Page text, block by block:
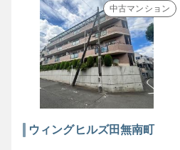
中古マンション
ウィングヒルズ田無南町